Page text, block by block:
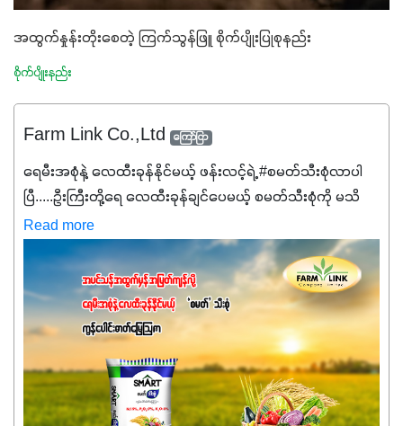
အထွက်နှုန်းတိုးစေတဲ့ ကြက်သွန်ဖြူ စိုက်ပျိုးပြုစုနည်း
စိုက်ပျိုးနည်း
Farm Link Co.,Ltd ကြော်ငြာ
ရေမီးအစုံနဲ့ လေထီးခုန်နိုင်မယ့် ဖန်းလင့်ရဲ့ #စမတ်သီးစုံလာပါ
ပြီ.....ဦးကြီးတို့ရေ ‌လေထီးခုန်ချင်ပေမယ့် စမတ်သီးစုံကို မသိ
သေးရင်တော့ ဒီစာလေးကို ဆက်ဖတ်‌ပေးပါ #စမတ်သီးစုံဆိုတာ
အပင်တိုင်းအတွက် အဓိကအာဟာရNPK (19:7:8)နဲ့ #ဟူးမစ်
အက်စစ်တို့ အချိုးကျ ပေါင်းစပ်ထားတဲ့ ကွန်ပေါင်း
ဓာတ်မြေဩဇာဖြစ်ပါတယ်။ အဓိကအကျိုးကျေးဇူးတွေအနေနဲ့
ကတော့ နိုက်ထရိုဂျင် 19%ပါဝင်တဲ့အတွက် ကလိုရိုဖီးလ်ဖွဲ့စည်း
မှုကို အားပေးကာ သီးနှံပင်များ၏အရွက်များစိမ်းလန်းသန်စွမ်း
ပြီး အစာချက်လုပ်မှုအားကောင်းစေပါတယ်။ အပင်၏ပင်ပိုင်း
ကြီးထွားမှုကို တိုးမြင့်စေကာ အပင်သန်၍ အကြီးမြန်စေပါတယ်။
Read more